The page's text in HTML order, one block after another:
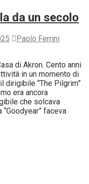
da un secolo
Paolo Ferrini
di Akron. Cento anni
in un momento di
dirigibile “The Pilgrim”
era ancora
che solcava
faceva